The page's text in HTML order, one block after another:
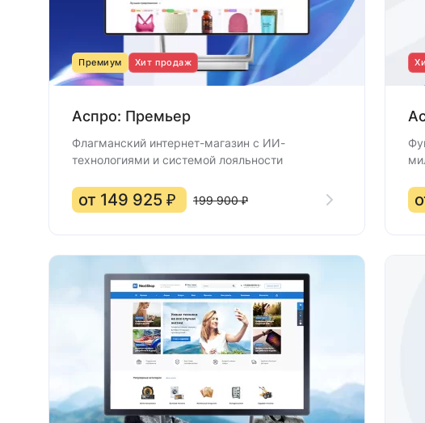
Премиум Хит продаж
Аспро: Премьер
Флагманский интернет-магазин с ИИ-
технологиями и системой лояльности
от 149 925 ₽ 199 900 ₽